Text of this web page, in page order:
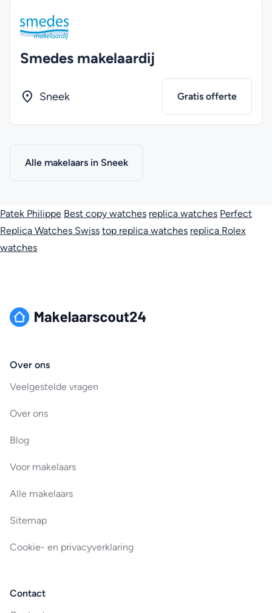
Smedes makelaardij
Sneek Gratis offerte
Alle makelaars in Sneek
Patek Philippe Best copy watches replica watches Perfect
Replica Watches Swiss top replica watches replica Rolex
watches
Over ons
Veelgestelde vragen
Over ons
Blog
Voor makelaars
Alle makelaars
Sitemap
Cookie- en privacyverklaring
Contact